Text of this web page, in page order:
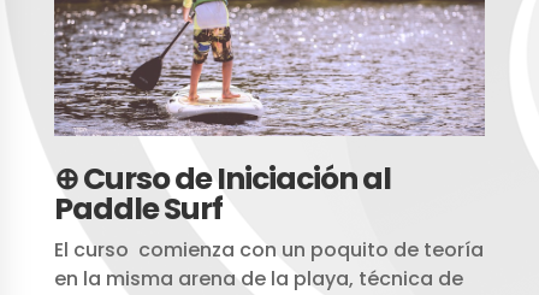
⊕ Curso de Iniciación al
Paddle Surf
El curso comienza con un poquito de teoría
en la misma arena de la playa, técnica de